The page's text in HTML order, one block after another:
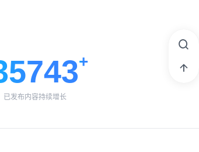
已发布内容持续增长